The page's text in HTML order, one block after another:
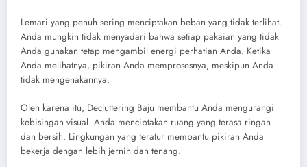
Lemari yang penuh sering menciptakan beban yang tidak terlihat.
Anda mungkin tidak menyadari bahwa setiap pakaian yang tidak
Anda gunakan tetap mengambil energi perhatian Anda. Ketika
Anda melihatnya, pikiran Anda memprosesnya, meskipun Anda
tidak mengenakannya.
Oleh karena itu, Decluttering Baju membantu Anda mengurangi
kebisingan visual. Anda menciptakan ruang yang terasa ringan
dan bersih. Lingkungan yang teratur membantu pikiran Anda
bekerja dengan lebih jernih dan tenang.